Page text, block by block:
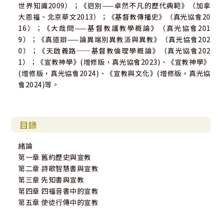
世界知識2009）；《迥別——卓然不凡的歷代典範》（加拿
大恩福、北京華文2013）；《基督教傳播史》（真光協會20
16）；《大哉問——基督教護教學概論》（真光協會201
9）；《真道辯——論異端別異教派與異教》（真光協會202
0）；《天啟義路──基督教倫理學概論》（真光協會202
1）；《宣教神學》(增修版，真光協會2023)、《宣教神學》
(增修版，真光協會2024)、《宣教與文化》(增修版，真光協
會2024)等。
目錄
緒論
第一章 舊約歷史與宣教
第二章 詩歌智慧書與宣教
第三章 先知書與宣教
第四章 四福音書中的宣教
第五章 使徒行傳中的宣教